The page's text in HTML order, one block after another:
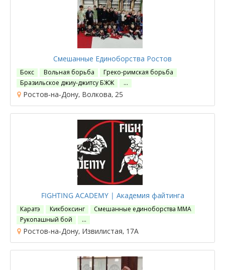
Смешанные Единоборства Ростов
Бокс Вольная борьба
Греко-римская борьба
Бразильское джиу-джитсу БЖЖ
…
Ростов-на-Дону, Волкова, 25
FIGHTING ACADEMY | Академия файтинга
Каратэ Кикбоксинг
Смешанные единоборства ММА
Рукопашный бой
…
Ростов-на-Дону, Извилистая, 17А